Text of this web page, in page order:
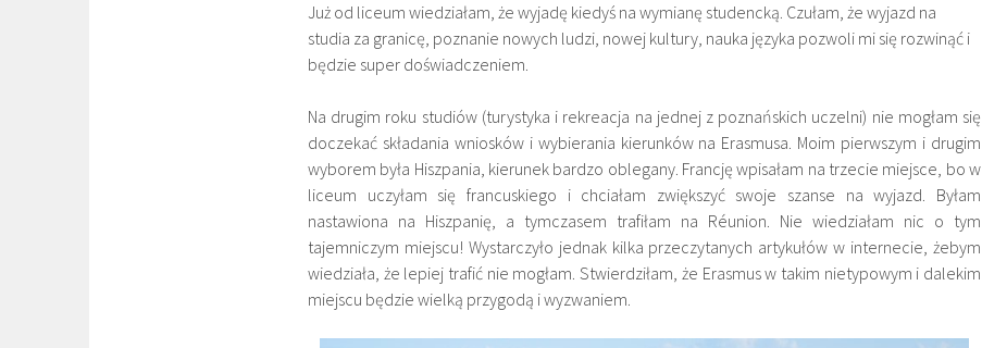
Już od liceum wiedziałam, że wyjadę kiedyś na wymianę studencką. Czułam, że wyjazd na
studia za granicę, poznanie nowych ludzi, nowej kultury, nauka języka pozwoli mi się rozwinąć i
będzie super doświadczeniem.
Na drugim roku studiów (turystyka i rekreacja na jednej z poznańskich uczelni) nie mogłam się
doczekać składania wniosków i wybierania kierunków na Erasmusa. Moim pierwszym i drugim
wyborem była Hiszpania, kierunek bardzo oblegany. Francję wpisałam na trzecie miejsce, bo w
liceum uczyłam się francuskiego i chciałam zwiększyć swoje szanse na wyjazd. Byłam
nastawiona na Hiszpanię, a tymczasem trafiłam na Réunion. Nie wiedziałam nic o tym
tajemniczym miejscu! Wystarczyło jednak kilka przeczytanych artykułów w internecie, żebym
wiedziała, że lepiej trafić nie mogłam. Stwierdziłam, że Erasmus w takim nietypowym i dalekim
miejscu będzie wielką przygodą i wyzwaniem.